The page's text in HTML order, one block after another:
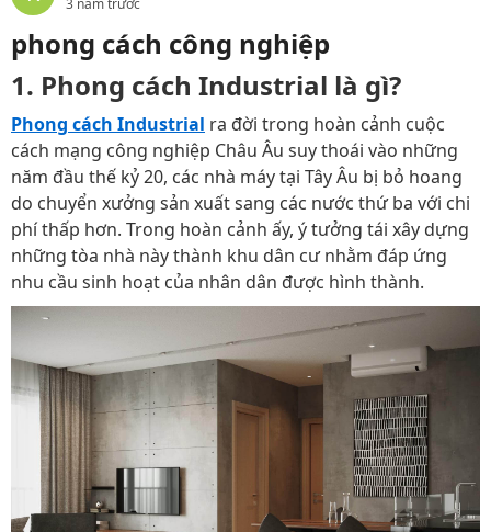
3 năm trước
phong cách công nghiệp
1. Phong cách Industrial là gì?
Phong cách Industrial ra đời trong hoàn cảnh cuộc
cách mạng công nghiệp Châu Âu suy thoái vào những
năm đầu thế kỷ 20, các nhà máy tại Tây Âu bị bỏ hoang
do chuyển xưởng sản xuất sang các nước thứ ba với chi
phí thấp hơn. Trong hoàn cảnh ấy, ý tưởng tái xây dựng
những tòa nhà này thành khu dân cư nhằm đáp ứng
nhu cầu sinh hoạt của nhân dân được hình thành.